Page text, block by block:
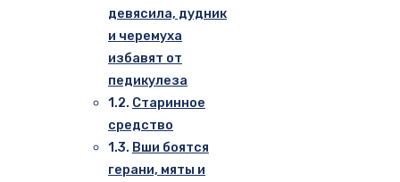
девясила, дудник
и черемуха
избавят от
педикулеза
Старинное
средство
Вши боятся
герани, мяты и